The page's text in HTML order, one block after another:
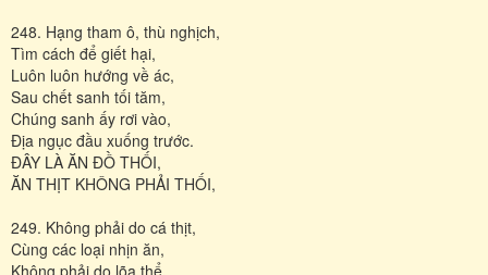
248. Hạng tham ô, thù nghịch,
Tìm cách để giết hại,
Luôn luôn hướng về ác,
Sau chết sanh tối tăm,
Chúng sanh ấy rơi vào,
Ðịa ngục đầu xuống trước.
ÐÂY LÀ ĂN ĐỒ THỐI,
ĂN THỊT KHÔNG PHẢI THỐI,
249. Không phải do cá thịt,
Cùng các loại nhịn ăn,
Không phải do lõa thể,